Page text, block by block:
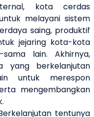
kota cerdas
melayani sistem
saing, produktif
jejaring kota-kota
lain. Akhirnya,
yang berkelanjutan
untuk merespon
mengembangkan
tentunya